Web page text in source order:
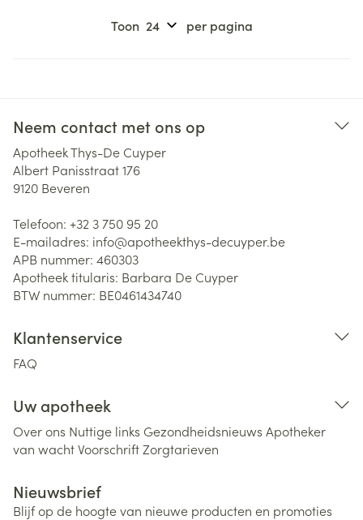
Toon per pagina
Neem contact met ons op
Apotheek Thys-De Cuyper
Albert Panisstraat 176
9120 Beveren
Telefoon: +32 3 750 95 20
E-mailadres: info@apotheekthys-decuyper.be
APB nummer: 460303
Apotheek titularis: Barbara De Cuyper
BTW nummer: BE0461434740
Klantenservice
FAQ
Uw apotheek
Over ons Nuttige links Gezondheidsnieuws Apotheker
van wachtVoorschriftZorgtarieven
Nieuwsbrief
Blijf op de hoogte van nieuwe producten en promoties